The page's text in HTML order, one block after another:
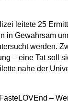
leitete 25
in Gewahrsam
werden.
– eine Tat soll
nahe der
–